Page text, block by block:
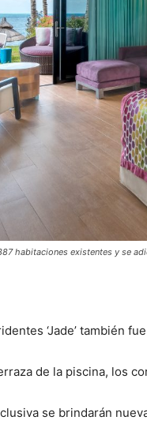
habitaciones existentes y se
‘Jade’ también
de la piscina, los
se brindarán